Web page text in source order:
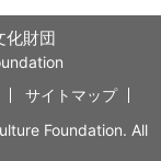
化財団
サイトマップ
Foundation. All